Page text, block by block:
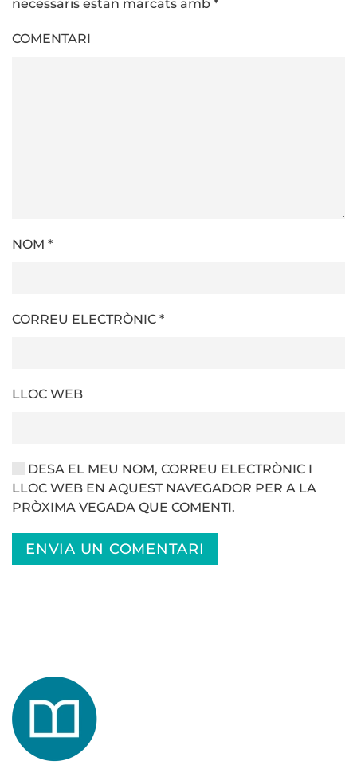
necessaris estan marcats amb *
COMENTARI
NOM *
CORREU ELECTRÒNIC *
LLOC WEB
DESA EL MEU NOM, CORREU ELECTRÒNIC I
LLOC WEB EN AQUEST NAVEGADOR PER A LA
PRÒXIMA VEGADA QUE COMENTI.
ENVIA UN COMENTARI